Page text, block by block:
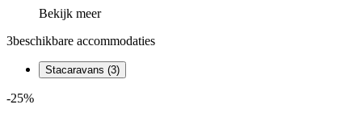
Bekijk meer
3beschikbare accommodaties
Stacaravans (3)
-25%